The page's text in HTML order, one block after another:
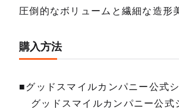
圧倒的なボリュームと繊細な造形
購入方法
■グッドスマイルカンパニー公式
グッドスマイルカンパニー公式